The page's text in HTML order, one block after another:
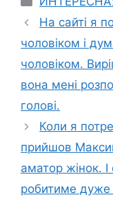
На сайті я
чоловіком і
чоловіком.
вона мені
голові.
Коли я
прийшов
аматор жінок.
робитиме дуже